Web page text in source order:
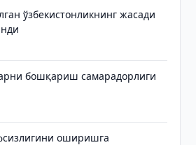
ўзбекистонликнинг жасади
бошқариш самарадорлиги
оширишга